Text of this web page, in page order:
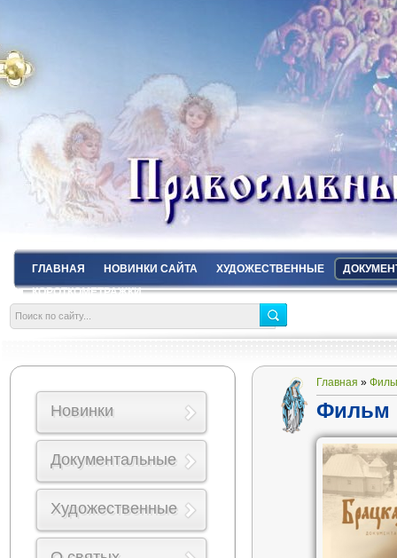
ГЛАВНАЯ НОВИНКИ САЙТА ХУДОЖЕСТВЕННЫЕ
КОРОТКОМЕТРАЖКИ
Главная »
Фильм
Новинки
Документальные
Художественные